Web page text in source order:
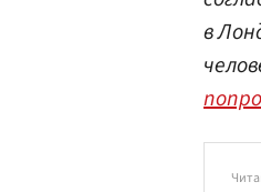
в